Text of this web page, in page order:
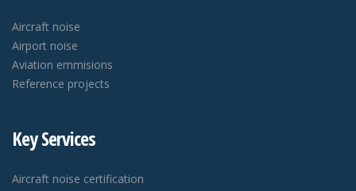
Aircraft noise
Airport noise
Aviation emmisions
Reference projects
Key Services
Aircraft noise certification